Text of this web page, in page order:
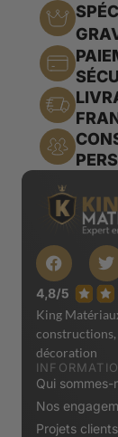
King
constructions,
décoration
Qui sommes-
Nos
Projets clients